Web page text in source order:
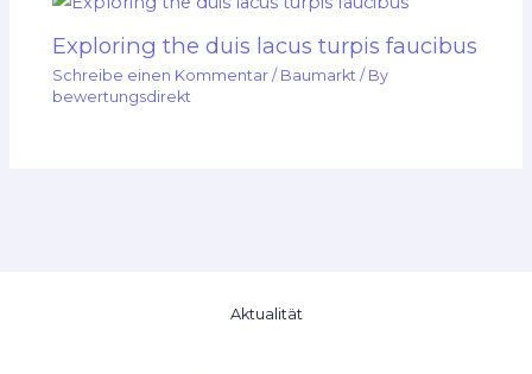
Exploring the duis lacus turpis faucibus
Schreibe einen Kommentar / Baumarkt / By
bewertungsdirekt
Aktualität